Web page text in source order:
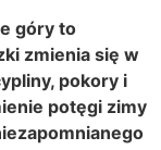
góry to
zmienia się w
pokory i
potęgi zimy